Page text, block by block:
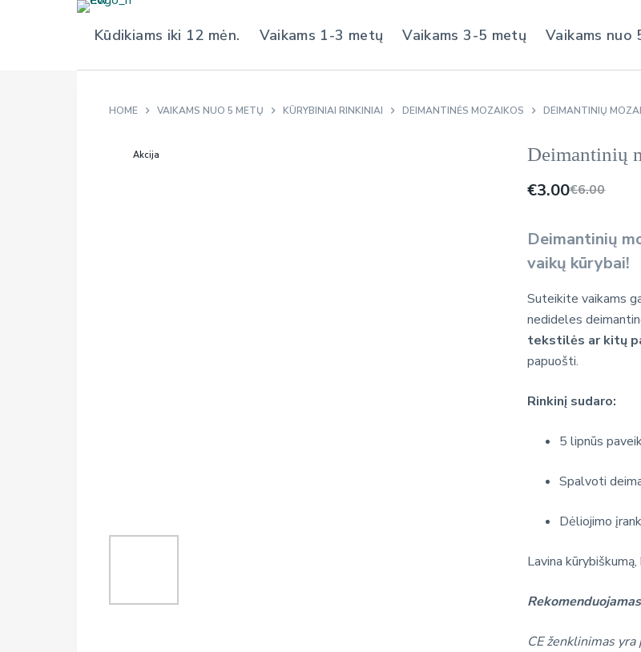
Kūdikiams iki 12 mėn. Vaikams 1-3 metų Vaikams 3-5 metų Vaikams nuo
HOME VAIKAMS NUO 5 METŲ KŪRYBINIAI RINKINIAI DEIMANTINĖS MOZAIKOS DEIMANTINIŲ
Akcija Deimantinių
€6.00
€3.00
Deimantinių
vaikų kūrybai!
Suteikite vaikams
nedideles
tekstilės ar kitų
papuošti.
Rinkinį sudaro:
5 lipnūs
Spalvoti
Dėliojimo
Lavina
CE ženklinimas